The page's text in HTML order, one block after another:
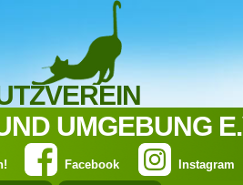
UMGEBUNG
Instagram
Facebook